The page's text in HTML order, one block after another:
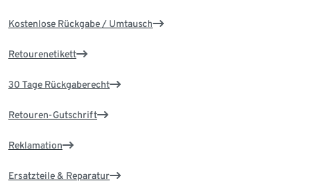
Kostenlose Rückgabe / Umtausch
Retourenetikett
30 Tage Rückgaberecht
Retouren-Gutschrift
Reklamation
Ersatzteile & Reparatur